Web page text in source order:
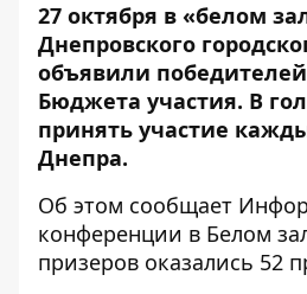
27 октября в «белом
Днепровского
объявили победителей
Бюджета участия. В
принять участие
Днепра.
Об этом сообщает
конференции в Белом
призеров оказались 52